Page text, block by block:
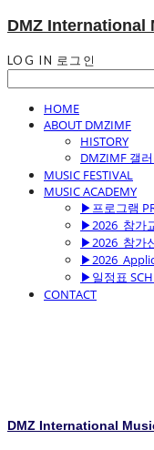
DMZ International
LOG IN 로그인
HOME
ABOUT DMZIMF
HISTORY
DMZIMF 갤
MUSIC FESTIVAL
MUSIC ACADEMY
▶프로그램
▶2026_참가
▶2026_참가
▶일정표
CONTACT
DMZ International